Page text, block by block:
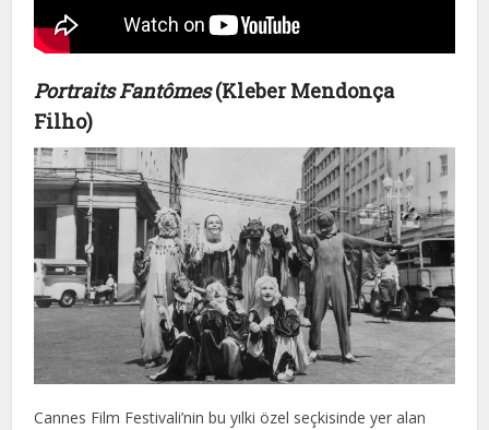
Portraits Fantômes(Kleber Mendonça
Filho)
Cannes Film Festivali’nin bu yılki özel seçkisinde yer alan